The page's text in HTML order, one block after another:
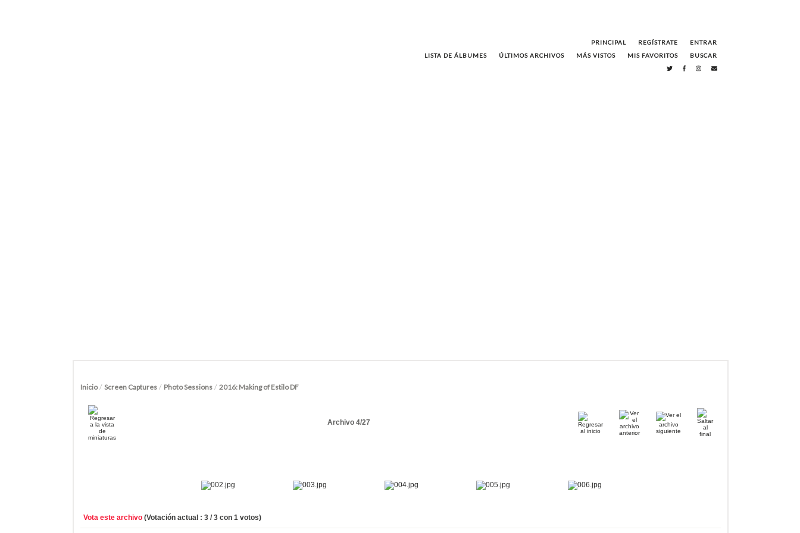
PRINCIPAL REGÍSTRATE
ENTRAR
LISTA DE ÁLBUMES
ÚLTIMOS ARCHIVOS MÁS VISTOS MIS FAVORITOS BUSCAR
Inicio/ Screen Captures / Photo Sessions / 2016: Making of Estilo DF
Archivo 4/27
Vota este archivo (Votación actual : 3 / 3 con 1 votos)